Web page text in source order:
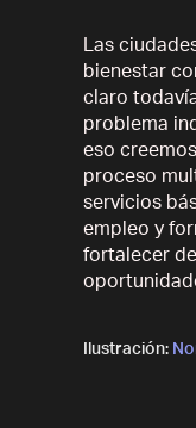
Las
bienestar
claro
problema
eso
proceso
servicios
empleo y
fortalecer
Ilustración: